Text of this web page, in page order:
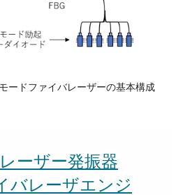
ードファイバレーザーの基本構成
ーザー発振器
バレーザエンジ